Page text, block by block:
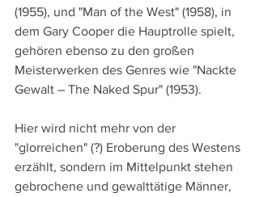
(1955), und "Man of the West" (1958), in
dem Gary Cooper die Hauptrolle spielt,
gehören ebenso zu den großen
Meisterwerken des Genres wie "Nackte
Gewalt – The Naked Spur" (1953).
Hier wird nicht mehr von der
"glorreichen" (?) Eroberung des Westens
erzählt, sondern im Mittelpunkt stehen
gebrochene und gewalttätige Männer,